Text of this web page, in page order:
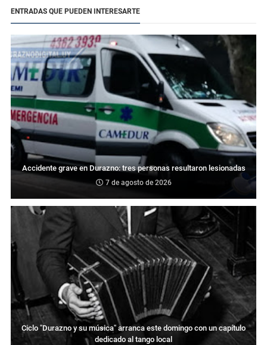
ENTRADAS QUE PUEDEN INTERESARTE
Accidente grave en Durazno: tres personas resultaron lesionadas
7 de agosto de 2026
Ciclo "Durazno y su música" arranca este domingo con un capítulo
dedicado al tango local